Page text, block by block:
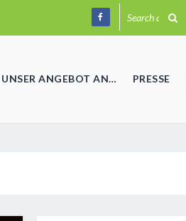
UNSER ANGEBOT AN… PRESSE